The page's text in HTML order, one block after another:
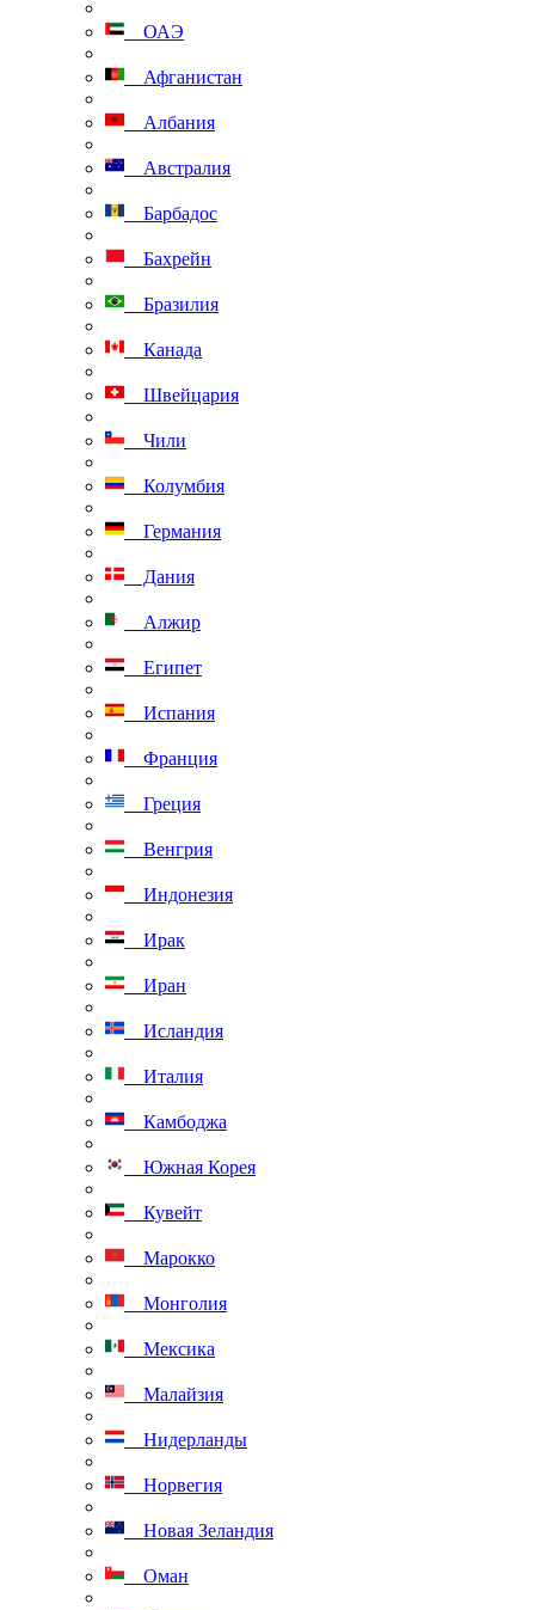
ОАЭ
Афганистан
Албания
Австралия
Барбадос
Бахрейн
Бразилия
Канада
Швейцария
Чили
Колумбия
Германия
Дания
Алжир
Египет
Испания
Франция
Греция
Венгрия
Индонезия
Ирак
Иран
Исландия
Италия
Камбоджа
Южная Корея
Кувейт
Марокко
Монголия
Мексика
Малайзия
Нидерланды
Норвегия
Новая Зеландия
Оман